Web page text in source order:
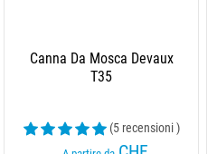
Canna Da Mosca Devaux
T35
(5 recensioni )